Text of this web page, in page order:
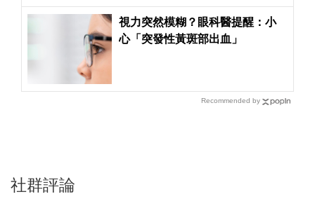
視力突然模糊？眼科醫提醒：小
心「突發性黃斑部出血」
Recommended by
社群評論